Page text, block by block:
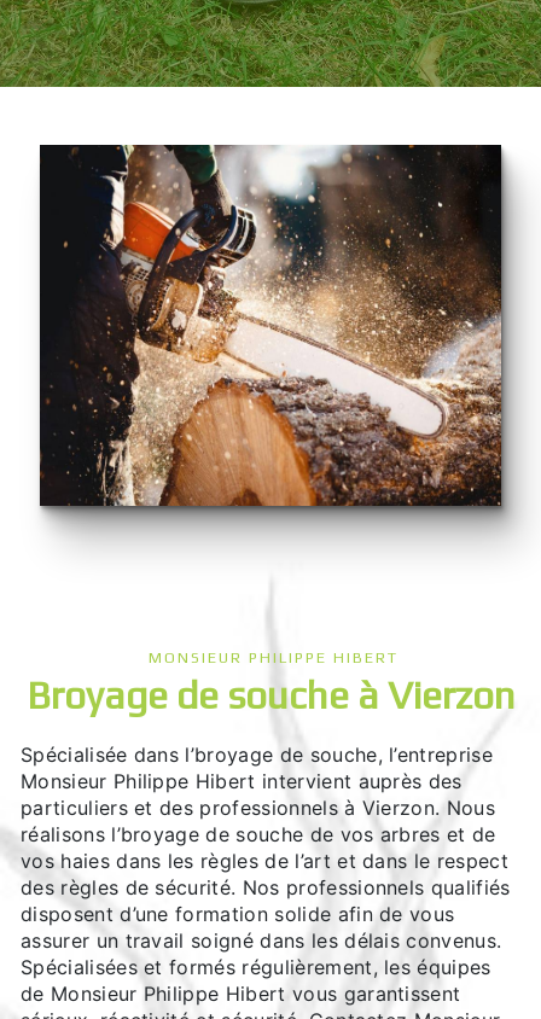
MONSIEUR PHILIPPE HIBERT
broyage de souche à Vierzon
Spécialisée dans l’broyage de souche, l’entreprise
Monsieur Philippe Hibert intervient auprès des
particuliers et des professionnels à Vierzon. Nous
réalisons l’broyage de souche de vos arbres et de
vos haies dans les règles de l’art et dans le respect
des règles de sécurité. Nos professionnels qualifiés
disposent d’une formation solide afin de vous
assurer un travail soigné dans les délais convenus.
Spécialisées et formés régulièrement, les équipes
de Monsieur Philippe Hibert vous garantissent